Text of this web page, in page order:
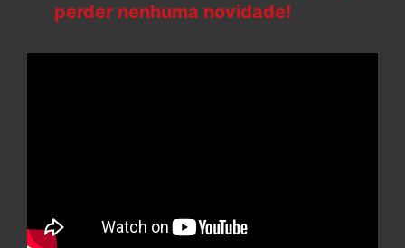
perder nenhuma novidade!